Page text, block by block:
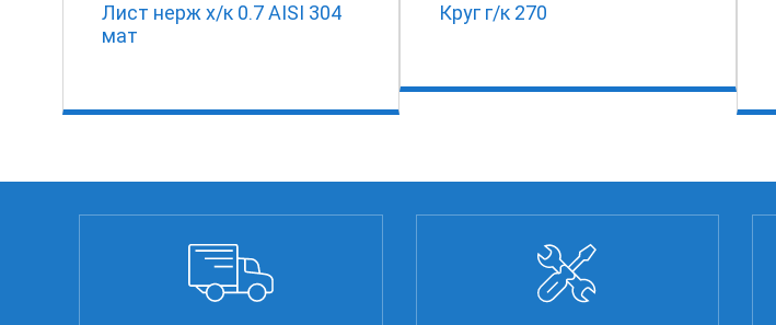
Лист нерж х/к 0.7 AISI 304
мат
Круг г/к 270